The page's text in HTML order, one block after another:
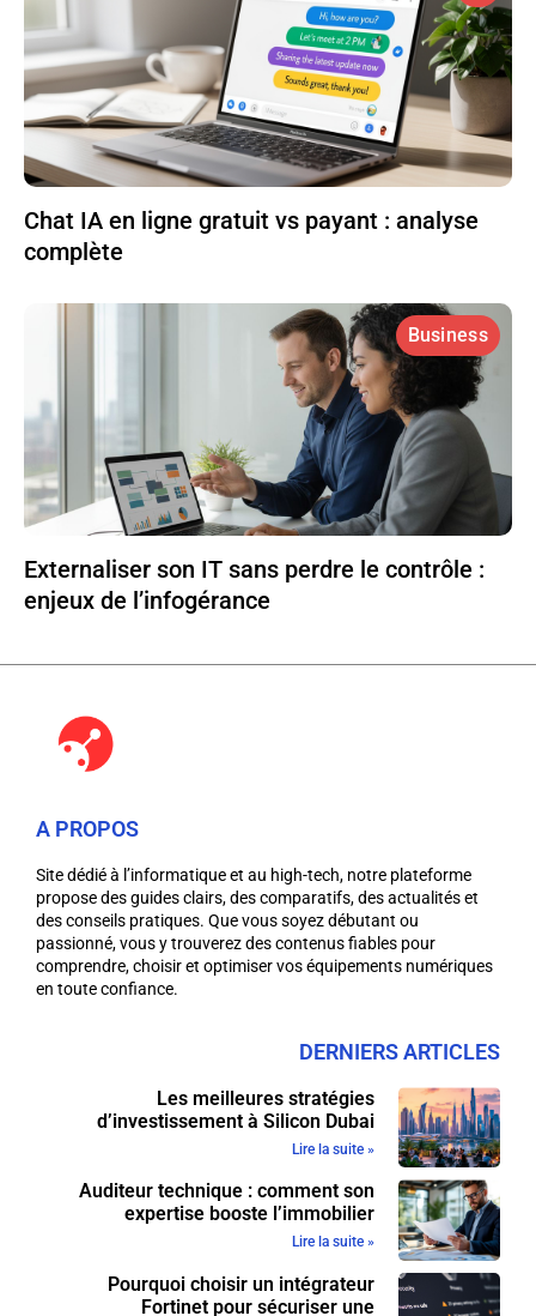
Chat IA en ligne gratuit vs payant : analyse
complète
Business
Externaliser son IT sans perdre le contrôle :
enjeux de l’infogérance
A PROPOS
Site dédié à l’informatique et au high-tech, notre plateforme
propose des guides clairs, des comparatifs, des actualités et
des conseils pratiques. Que vous soyez débutant ou
passionné, vous y trouverez des contenus fiables pour
comprendre, choisir et optimiser vos équipements numériques
en toute confiance.
DERNIERS ARTICLES
Les meilleures stratégies
d’investissement à Silicon Dubai
Lire la suite »
Auditeur technique : comment son
expertise booste l’immobilier
Lire la suite »
Pourquoi choisir un intégrateur
Fortinet pour sécuriser une